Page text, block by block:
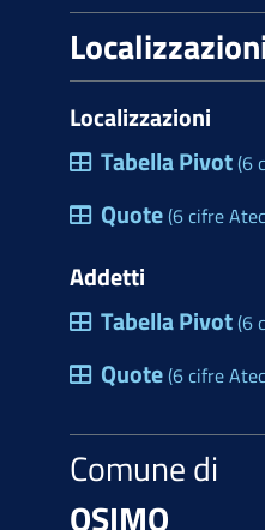
Localizzazioni
Tabella Pivot(6
Quote(6 cifre
Addetti
Tabella Pivot(6
Quote(6 cifre
Comune di
OSIMO